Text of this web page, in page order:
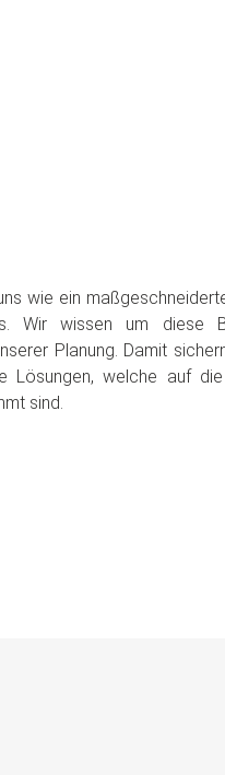
wie ein
Wir wissen um diese
Planung. Damit
Lösungen, welche auf
sind.